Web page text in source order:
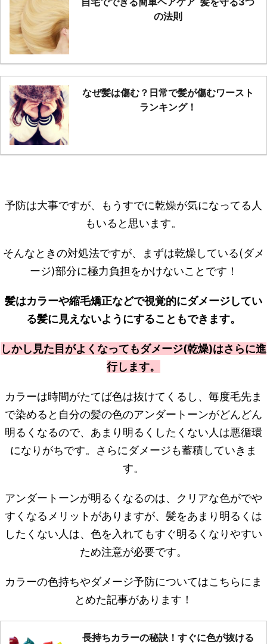
の法則
なぜ髪は傷む？日常で髪が傷むワースト
ランキング！
予防は大事ですが、もうすでに乾燥が気になってる人
もいると思います。
そんなときの対処法ですが、まずは乾燥している(ダメ
ージ)部分に極力負担をかけないことです！
髪はカラーや縮毛矯正などで視覚的にダメージしてい
る髪に見えないようにすることもできます。
しかし見た目がよくなってもダメージ(乾燥)はさらに進
行します。
カラーは時間がたてば色は抜けてくるし、毎度毛先ま
で染めると自分の髪の色のアンダートーンがどんどん
明るくなるので、あまり明るくしたくない人は悪循環
になりがちです。さらにダメージも蓄積していきま
す。
アンダートーンが明るくなるのは、クリアな色がでや
すくなるメリットがありますが、髪をあまり明るくは
したくない人は、色を入れてもすぐ明るくなりやすい
ため注意が必要です。
カラーの色持ちやダメージ予防についてはこちらにま
とめた記事があります！
長持ちカラーの秘訣！すぐに色が抜ける